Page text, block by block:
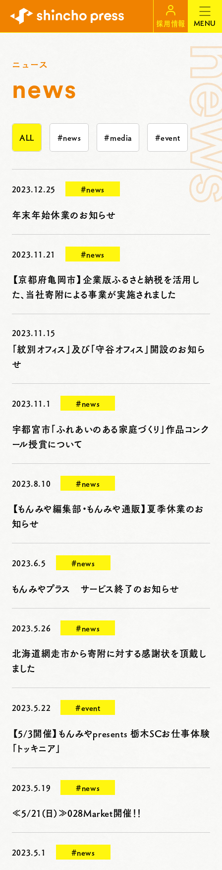
採用情報 MENU
ニュース
news
ALL #news #media #event
2023.12.25 #news
年末年始休業のお知らせ
2023.11.21 #news
【京都府亀岡市】企業版ふるさと納税を活用し
た、当社寄附による事業が実施されました
2023.11.15
「紋別オフィス」及び「守谷オフィス」開設のお知ら
せ
2023.11.1 #news
宇都宮市「ふれあいのある家庭づくり」作品コンク
ール授賞について
2023.8.10 #news
【もんみや編集部・もんみや通販】夏季休業のお
知らせ
2023.6.5 #news
もんみやプラス サービス終了のお知らせ
2023.5.26 #news
北海道網走市から寄附に対する感謝状を頂戴し
ました
2023.5.22 #event
【5/3開催】もんみやpresents 栃木SCお仕事体験
「トッキニア」
2023.5.19 #news
≪5/21(日)≫028Market開催！！
2023.5.1 #news